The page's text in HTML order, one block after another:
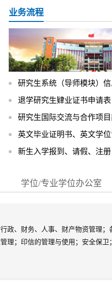
业务流程
研究生系统（导师模块）
退学研究生肄业证书申请表
研究生国际交流与合作项
英文毕业证明书、英文学
新生入学报到、请假、注册
学位/专业学位办公室
政、财务、人事、财产物资管理
理；印信的管理与使用；安全保